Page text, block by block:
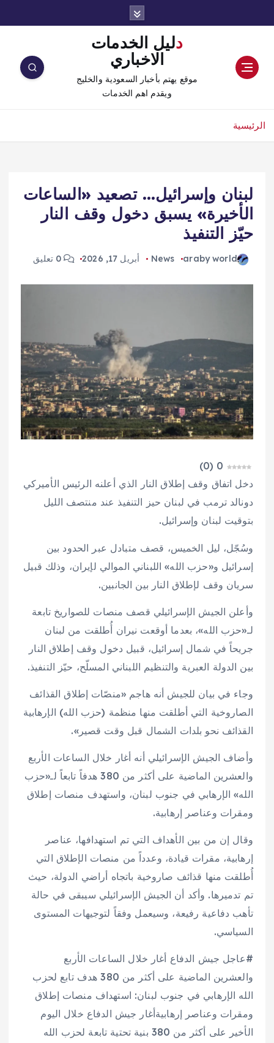
دليل الخدمات
الاخباري
موقع يهتم بأخبار السعودية والخليج
ويقدم اهم الخدمات
الرئيسية
لبنان وإسرائيل… تصعيد «الساعات
الأخيرة» يسبق دخول وقف النار
حيّز التنفيذ
araby world
News أبريل 17, 2026 0 تعليق
0
(
0
)
دخل اتفاق وقف إطلاق النار الذي أعلنه الرئيس الأميركي
دونالد ترمب في لبنان حيز التنفيذ عند منتصف الليل
بتوقيت لبنان وإسرائيل.
وسُجّل، ليل الخميس، قصف متبادل عبر الحدود بين
إسرائيل و«حزب الله» اللبناني الموالي لإيران، وذلك قبيل
سريان وقف لإطلاق النار بين الجانبين.
وأعلن الجيش الإسرائيلي قصف منصات للصواريخ تابعة
لـ«حزب الله»، بعدما أوقعت نيران أُطلقت من لبنان
جريحاً في شمال إسرائيل، قبيل دخول وقف إطلاق النار
بين الدولة العبرية والتنظيم اللبناني المسلّح، حيّز التنفيذ.
وجاء في بيان للجيش أنه هاجم «منصّات إطلاق القذائف
الصاروخية التي أطلقت منها منظمة (حزب الله) الإرهابية
القذائف نحو بلدات الشمال قبل وقت قصير».
وأضاف الجيش الإسرائيلي أنه أغار خلال الساعات الأربع
والعشرين الماضية على أكثر من 380 هدفاً تابعاً لـ«حزب
الله» الإرهابي في جنوب لبنان، واستهدف منصات إطلاق
ومقرات وعناصر إرهابية.
وقال إن من بين الأهداف التي تم استهدافها، عناصر
إرهابية، مقرات قيادة، وعدداً من منصات الإطلاق التي
أُطلقت منها قذائف صاروخية باتجاه أراضي الدولة، حيث
تم تدميرها. وأكد أن الجيش الإسرائيلي سيبقى في حالة
تأهب دفاعية رفيعة، وسيعمل وفقاً لتوجيهات المستوى
السياسي.
#عاجل جيش الدفاع أغار خلال الساعات الأربع
والعشرين الماضية على أكثر من 380 هدف تابع لحزب
الله الإرهابي في جنوب لبنان: استهداف منصات إطلاق
ومقرات وعناصر إرهابيةأغار جيش الدفاع خلال اليوم
الأخير على أكثر من 380 بنية تحتية تابعة لحزب الله